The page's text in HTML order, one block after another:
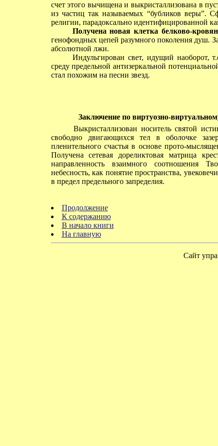
счет этого вычищена и выкристаллизована в
из частиц так называемых “бубликов веры”.
религии, парадоксально идентифицированной
Получена новая клетка белково-
генофондных цепей разумного поколения душ.
абсолютной лжи.
Индульгирован свет, идущий наоборот,
среду предельной антизеркальной
стал похожим на песни звезд.
Заключение по виртуозно-
Выкристаллизован носитель святой
свободно двигающихся тел в оболочке
пленительного счастья в основе прото-
Получена сетевая дореликтовая матрица
направленность взаимного соотношения
небесность, как понятие пространства,
в предел предельного запределия.
Продолжение
К содержанию
В начало книги
На главную
Сайт